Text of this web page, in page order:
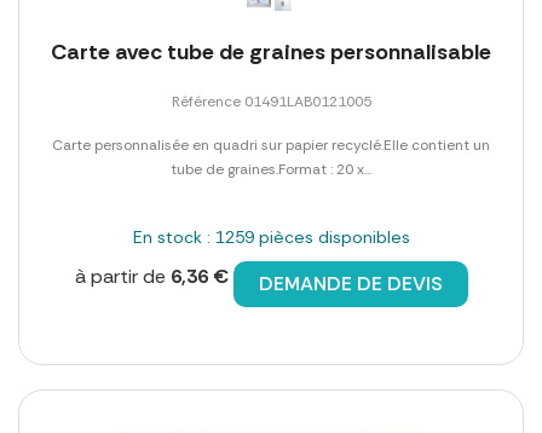
Carte avec tube de graines personnalisable
Référence 01491LAB0121005
Carte personnalisée en quadri sur papier recyclé.Elle contient un
tube de graines.Format : 20 x...
En stock : 1259 pièces disponibles
à partir de 6,36 € DEMANDE DE DEVIS